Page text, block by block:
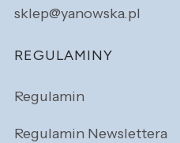
sklep@yanowska.pl
REGULAMINY
Regulamin
Regulamin Newslettera